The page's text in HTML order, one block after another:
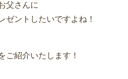
父さんに
ゼントしたいですよね！
ご紹介いたします！